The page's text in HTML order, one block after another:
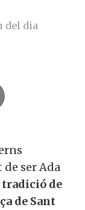
del dia
ser Ada
de
de Sant